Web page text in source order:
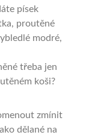
písek
proutěné
modré,
třeba jen
koši?
zmínit
dělané na